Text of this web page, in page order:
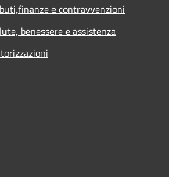
e contravvenzioni
benessere e assistenza